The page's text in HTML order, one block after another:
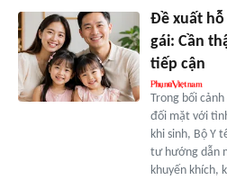
Đề xuất hỗ
gái: Cần
tiếp cận
Trong bối
đối mặt với
khi sinh, Bộ Y
tư hướng dẫn
khuyến khích,